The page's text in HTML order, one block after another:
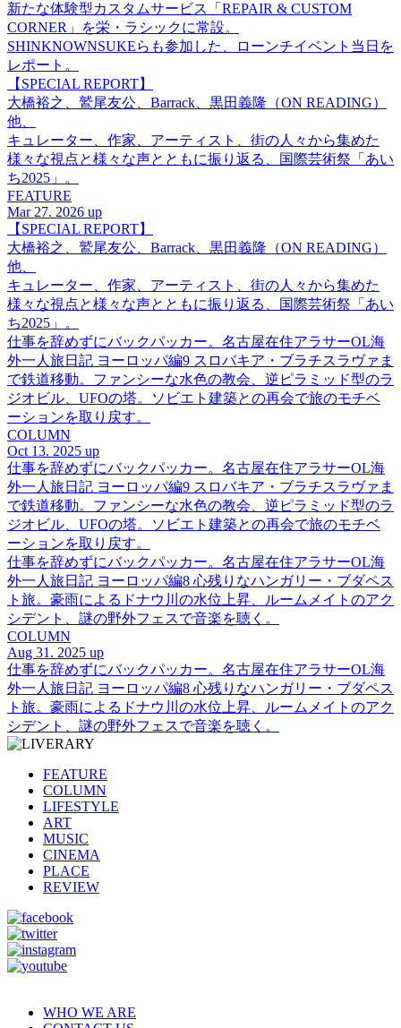
新たな体験型カスタムサービス「REPAIR & CUSTOM
CORNER」を栄・ラシックに常設。
SHINKNOWNSUKEらも参加した、ローンチイベント当日を
レポート。
【SPECIAL REPORT】
大橋裕之、鷲尾友公、Barrack、黒田義隆（ON READING）
他、
キュレーター、作家、アーティスト、街の人々から集めた
様々な視点と様々な声とともに振り返る、国際芸術祭「あい
ち2025」。
FEATURE
Mar 27. 2026 up
【SPECIAL REPORT】
大橋裕之、鷲尾友公、Barrack、黒田義隆（ON READING）
他、
キュレーター、作家、アーティスト、街の人々から集めた
様々な視点と様々な声とともに振り返る、国際芸術祭「あい
ち2025」。
仕事を辞めずにバックパッカー。名古屋在住アラサーOL海
外一人旅日記 ヨーロッパ編9 スロバキア・ブラチスラヴァま
で鉄道移動。ファンシーな水色の教会、逆ピラミッド型のラ
ジオビル、UFOの塔。ソビエト建築との再会で旅のモチベ
ーションを取り戻す。
COLUMN
Oct 13. 2025 up
仕事を辞めずにバックパッカー。名古屋在住アラサーOL海
外一人旅日記 ヨーロッパ編9 スロバキア・ブラチスラヴァま
で鉄道移動。ファンシーな水色の教会、逆ピラミッド型のラ
ジオビル、UFOの塔。ソビエト建築との再会で旅のモチベ
ーションを取り戻す。
仕事を辞めずにバックパッカー。名古屋在住アラサーOL海
外一人旅日記 ヨーロッパ編8 心残りなハンガリー・ブダペス
ト旅。豪雨によるドナウ川の水位上昇、ルームメイトのアク
シデント、謎の野外フェスで音楽を聴く。
COLUMN
Aug 31. 2025 up
仕事を辞めずにバックパッカー。名古屋在住アラサーOL海
外一人旅日記 ヨーロッパ編8 心残りなハンガリー・ブダペス
ト旅。豪雨によるドナウ川の水位上昇、ルームメイトのアク
シデント、謎の野外フェスで音楽を聴く。
FEATURE
COLUMN
LIFESTYLE
ART
MUSIC
CINEMA
PLACE
REVIEW
WHO WE ARE